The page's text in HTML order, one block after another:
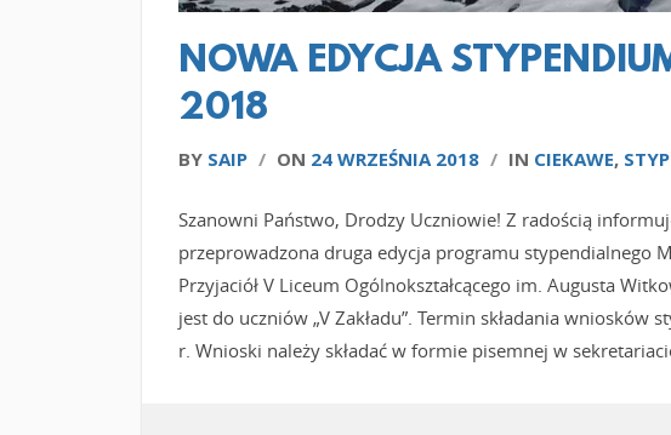
NOWA EDYCJA
2018
BY SAIP / ON 24 WRZEŚNIA 2018 / IN CIEKAWE,
Szanowni Państwo, Drodzy Uczniowie! Z radością
przeprowadzona druga edycja programu stypendialnego
Przyjaciół V Liceum Ogólnokształcącego im. Augusta
jest do uczniów „V Zakładu”. Termin składania
r. Wnioski należy składać w formie pisemnej w